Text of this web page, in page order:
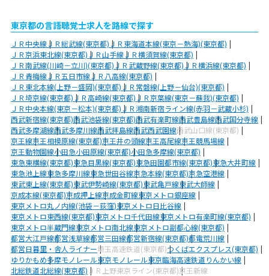
東京都の言語聴覚士求人を路線で探す
ＪＲ中央線ＪＲ総武線(東京都)ＪＲ東海道本線(東京－熱海)(東京都)
ＪＲ京浜東北線(東京都)ＪＲ山手線ＪＲ横須賀線(東京都)
ＪＲ南武線(川崎－立川)(東京都)ＪＲ武蔵野線(東京都)ＪＲ横浜線(東京都)
ＪＲ青梅線ＪＲ五日市線ＪＲ八高線(東京都)
ＪＲ東北本線(上野－盛岡)(東京都)ＪＲ常磐線(上野－仙台)(東京都)
ＪＲ埼京線(東京都)ＪＲ高崎線(東京都)ＪＲ京葉線(東京－蘇我)(東京都)
ＪＲ中央本線(東京－松本)(東京都)ＪＲ湘南新宿ライン線(赤羽－武蔵小杉)
西武新宿線(東京都)西武池袋線(東京都)西武有楽町線西武豊島線西武国分寺線
西武多摩湖線西武多摩川線西武拝島線西武西武園線西武山口線(東京都)
京王線京王相模原線(東京都)京王井の頭線京王高尾線京王競馬場線
京王動物園線小田急小田原線(東京都)小田急多摩線(東京都)
東急東横線(東京都)東急目黒線(東京都)東急田園都市線(東京都)東急大井町線
東急池上線東急多摩川線東急世田谷線京急本線(東京都)京急空港線
東武東上線(東京都)東武伊勢崎線(東京都)東武亀戸線東武大師線
京成本線(東京都)京成押上線京成金町線東京メトロ銀座線
東京メトロ丸ノ内線(池袋－荻窪)東京メトロ日比谷線
東京メトロ東西線(東京都)東京メトロ千代田線東京メトロ有楽町線(東京都)
東京メトロ半蔵門線東京メトロ南北線東京メトロ副都心線(東京都)
都営大江戸線都営浅草線都営三田線都営新宿線(東京都)都電荒川線
都営日暮里・舎人ライナー埼玉高速鉄道(東京都)つくばエクスプレス(東京都)
ゆりかもめ多摩モノレール東京モノレール東京臨海高速鉄道りんかい線
北総鉄道北総線(東京都) ＪＲ上野東京ライン(東京都)京王新線